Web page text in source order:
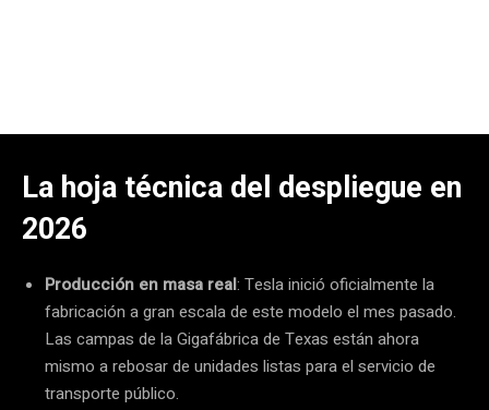
La hoja técnica del despliegue en
2026
Producción en masa real: Tesla inició oficialmente la
fabricación a gran escala de este modelo el mes pasado.
Las campas de la Gigafábrica de Texas están ahora
mismo a rebosar de unidades listas para el servicio de
transporte público.